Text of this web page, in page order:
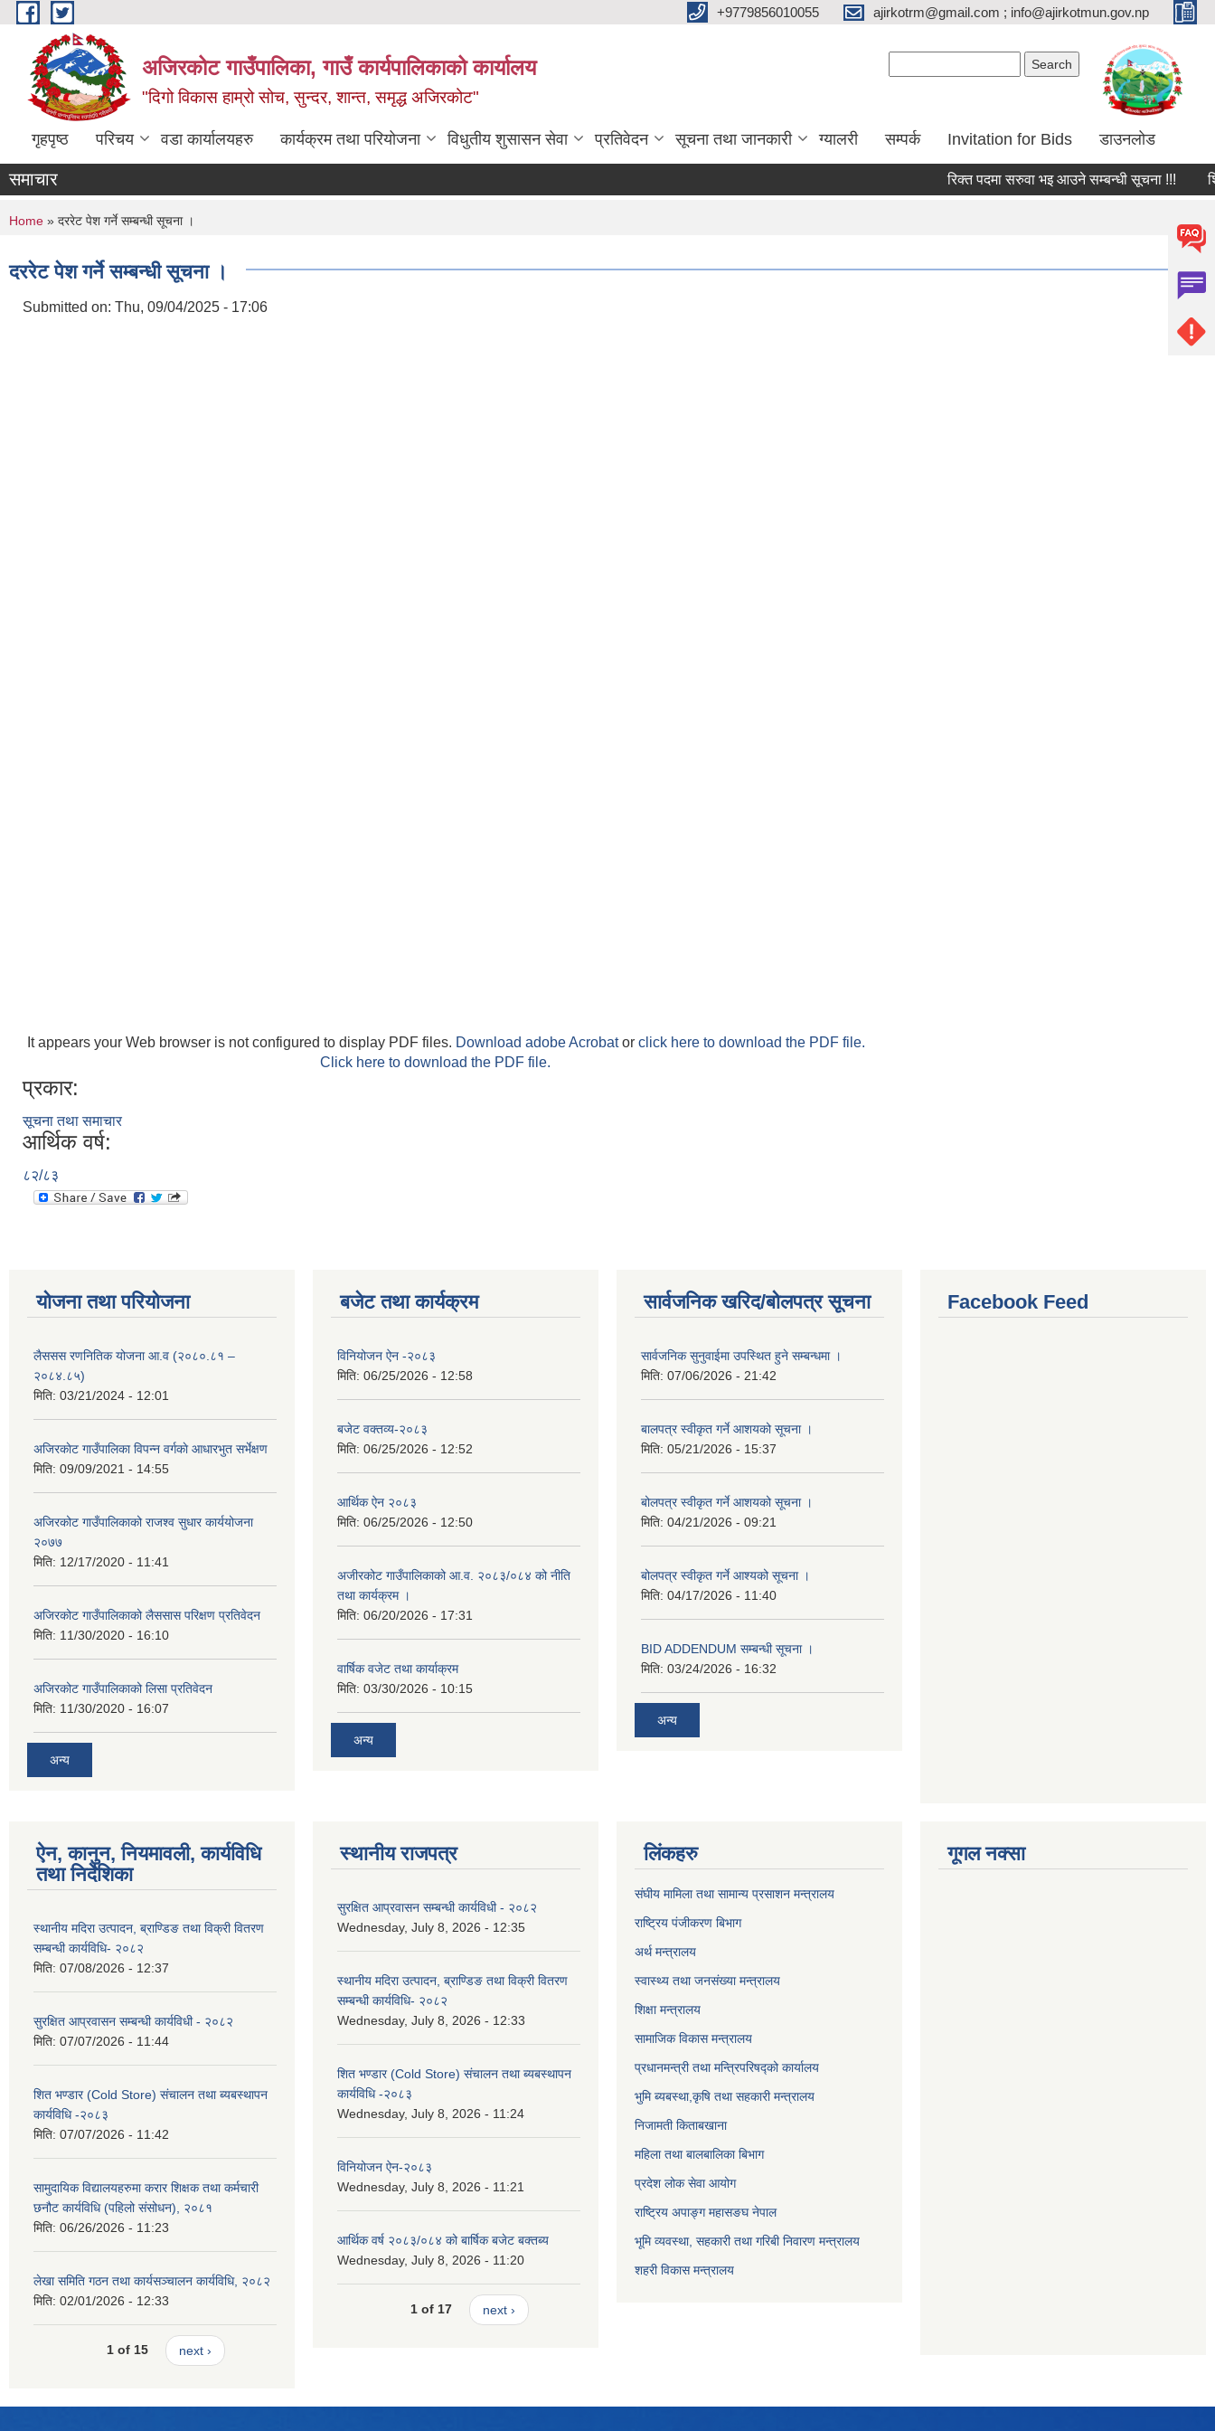
Skip to main content +9779856010055 ajirkotrm@gmail.com ; info@ajirkotmun.gov.np
अजिरकोट गाउँपालिका, गाउँ कार्यपालिकाको कार्यालय
"दिगो विकास हाम्रो सोच, सुन्दर, शान्त, समृद्ध अजिरकोट"
गृहपृष्ठ परिचय वडा कार्यालयहरु कार्यक्रम तथा परियोजना विधुतीय शुसासन सेवा प्रतिवेदन सूचना तथा जानकारी ग्यालरी सम्पर्क Invitation for Bids डाउनलोड
समाचार रिक्त पदमा सरुवा भइ आउने सम्बन्धी सूचना !!!
You are here
Home » दररेट पेश गर्ने सम्बन्धी सूचना ।
दररेट पेश गर्ने सम्बन्धी सूचना ।
Submitted on: Thu, 09/04/2025 - 17:06
It appears your Web browser is not configured to display PDF files. Download adobe Acrobator click here to download the PDF file.
Click here to download the PDF file.
प्रकार:
सूचना तथा समाचार
आर्थिक वर्ष:
८२/८३
योजना तथा परियोजना
लैससस रणनितिक योजना आ.व (२०८०.८१ –
२०८४.८५)
मिति: 03/21/2024 - 12:01
अजिरकाेट गाउँपालिका विपन्न वर्गकाे आधारभुत सर्भेक्षण
मिति: 09/09/2021 - 14:55
अजिरकोट गाउँपालिकाको राजश्व सुधार कार्ययोजना
२०७७
मिति: 12/17/2020 - 11:41
अजिरकोट गाउँपालिकाको लैससास परिक्षण प्रतिवेदन
मिति: 11/30/2020 - 16:10
अजिरकोट गाउँपालिकाको लिसा प्रतिवेदन
मिति: 11/30/2020 - 16:07
अन्य
बजेट तथा कार्यक्रम
विनियोजन ऐन -२०८३
मिति: 06/25/2026 - 12:58
बजेट वक्तव्य-२०८३
मिति: 06/25/2026 - 12:52
आर्थिक ऐन २०८३
मिति: 06/25/2026 - 12:50
अजीरकोट गाउँपालिकाको आ.व. २०८३/०८४ को नीति
तथा कार्यक्रम ।
मिति: 06/20/2026 - 17:31
वार्षिक वजेट तथा कार्याक्रम
मिति: 03/30/2026 - 10:15
अन्य
सार्वजनिक खरिद/बोलपत्र सूचना
सार्वजनिक सुनुवाईमा उपस्थित हुने सम्बन्धमा ।
मिति: 07/06/2026 - 21:42
बालपत्र स्वीकृत गर्ने आशयको सूचना ।
मिति: 05/21/2026 - 15:37
बोलपत्र स्वीकृत गर्ने आशयको सूचना ।
मिति: 04/21/2026 - 09:21
बोलपत्र स्वीकृत गर्ने आश्यको सूचना ।
मिति: 04/17/2026 - 11:40
BID ADDENDUM सम्बन्धी सूचना ।
मिति: 03/24/2026 - 16:32
अन्य
Facebook Feed
ऐन, कानुन, नियमावली, कार्यविधि
तथा निर्देशिका
स्थानीय मदिरा उत्पादन, ब्राण्डिङ तथा विक्री वितरण
सम्बन्धी कार्यविधि- २०८२
मिति: 07/08/2026 - 12:37
सुरक्षित आप्रवासन सम्बन्धी कार्यविधी - २०८२
मिति: 07/07/2026 - 11:44
शित भण्डार (Cold Store) संचालन तथा ब्यबस्थापन
कार्यविधि -२०८३
मिति: 07/07/2026 - 11:42
सामुदायिक विद्यालयहरुमा करार शिक्षक तथा कर्मचारी
छनौट कार्यविधि (पहिलो संसोधन), २०८१
मिति: 06/26/2026 - 11:23
लेखा समिति गठन तथा कार्यसञ्चालन कार्यविधि, २०८२
मिति: 02/01/2026 - 12:33
1 of 15 next ›
स्थानीय राजपत्र
सुरक्षित आप्रवासन सम्बन्धी कार्यविधी - २०८२
Wednesday, July 8, 2026 - 12:35
स्थानीय मदिरा उत्पादन, ब्राण्डिङ तथा विक्री वितरण
सम्बन्धी कार्यविधि- २०८२
Wednesday, July 8, 2026 - 12:33
शित भण्डार (Cold Store) संचालन तथा ब्यबस्थापन
कार्यविधि -२०८३
Wednesday, July 8, 2026 - 11:24
विनियोजन ऐन-२०८३
Wednesday, July 8, 2026 - 11:21
आर्थिक वर्ष २०८३/०८४ को बार्षिक बजेट बक्तब्य
Wednesday, July 8, 2026 - 11:20
1 of 17 next ›
लिंकहरु
संघीय मामिला तथा सामान्य प्रसाशन मन्त्रालय
राष्ट्रिय पंजीकरण बिभाग
अर्थ मन्त्रालय
स्वास्थ्य तथा जनसंख्या मन्त्रालय
शिक्षा मन्त्रालय
सामाजिक विकास मन्त्रालय
प्रधानमन्त्री तथा मन्त्रिपरिषद्को कार्यालय
भुमि ब्यबस्था,कृषि तथा सहकारी मन्त्रालय
निजामती किताबखाना
महिला तथा बालबालिका बिभाग
प्रदेश लोक सेवा आयोग
राष्ट्रिय अपाङ्ग महासङघ नेपाल
भूमि व्यवस्था, सहकारी तथा गरिबी निवारण मन्त्रालय
शहरी विकास मन्त्रालय
गूगल नक्सा